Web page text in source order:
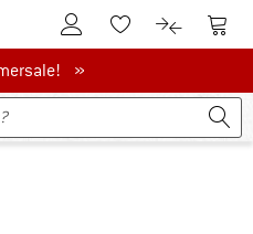
De klantenaccount
Naar deNaar de
»